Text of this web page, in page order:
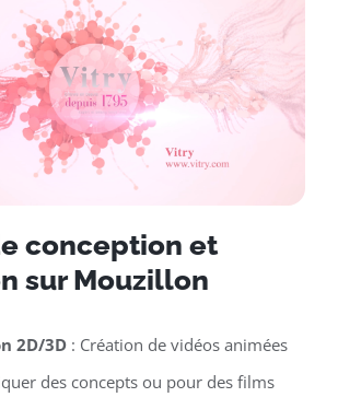
conception et
sur Mouzillon
2D/3D: Création de vidéos animées
des concepts ou pour des films